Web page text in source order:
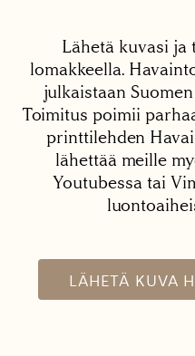
Lähetä kuvasi ja
lomakkeella.
julkaistaan
Toimitus poimii
printtilehden
lähettää meille
Youtubessa tai
LÄHETÄ KUVA